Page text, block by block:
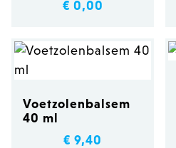
€ 0,00
Voetzolenbalsem
40 ml
€ 9,40